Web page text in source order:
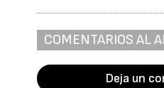
COMENTARIOS AL
Deja un